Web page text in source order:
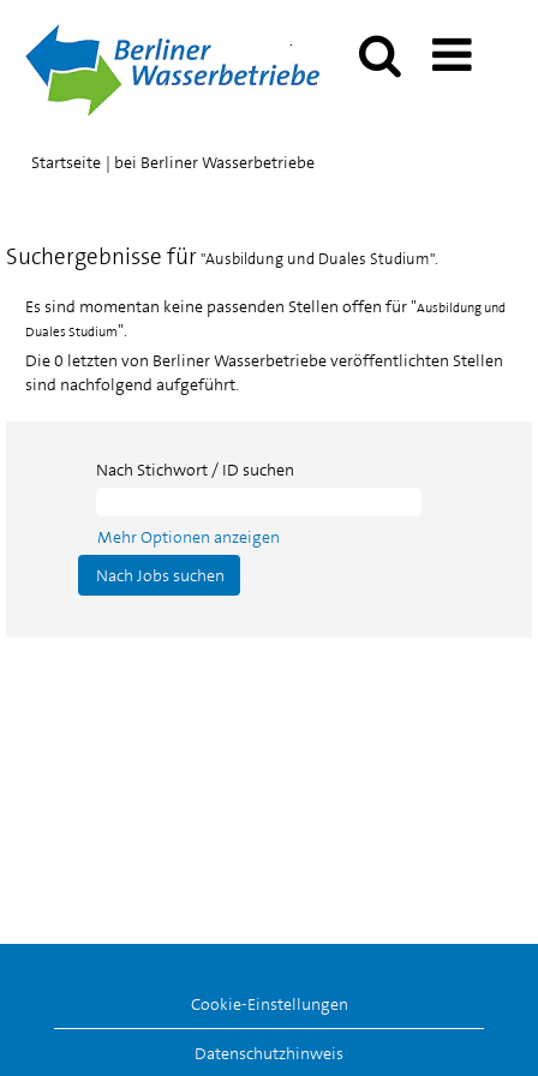
Startseite | bei Berliner Wasserbetriebe(aktuelle
Suchergebnisse für"Ausbildung und Duales Studium".
Es sind momentan keine passenden Stellen offen für "Ausbildung und
Duales Studium".
Die 0 letzten von Berliner Wasserbetriebe veröffentlichten Stellen
sind nachfolgend aufgeführt.
Nach Stichwort / ID suchen
Mehr Optionen anzeigen
Cookie-Einstellungen
Datenschutzhinweis